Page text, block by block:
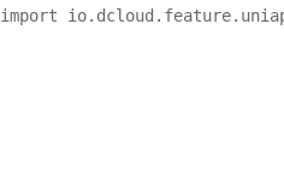
import